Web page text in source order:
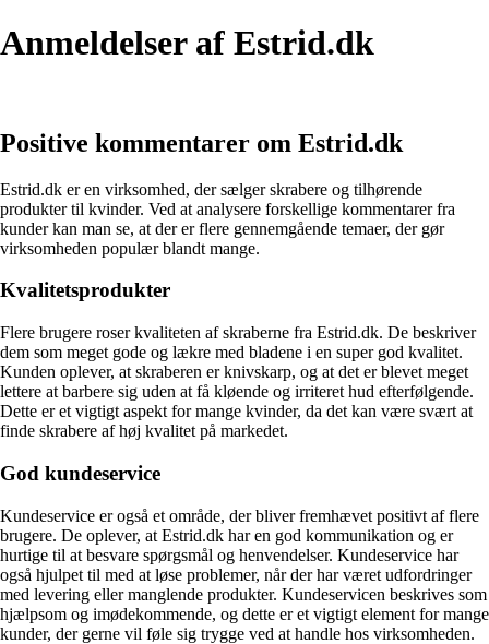
Anmeldelser af Estrid.dk
Positive kommentarer om Estrid.dk
Estrid.dk er en virksomhed, der sælger skrabere og tilhørende
produkter til kvinder. Ved at analysere forskellige kommentarer fra
kunder kan man se, at der er flere gennemgående temaer, der gør
virksomheden populær blandt mange.
Kvalitetsprodukter
Flere brugere roser kvaliteten af skraberne fra Estrid.dk. De beskriver
dem som meget gode og lækre med bladene i en super god kvalitet.
Kunden oplever, at skraberen er knivskarp, og at det er blevet meget
lettere at barbere sig uden at få kløende og irriteret hud efterfølgende.
Dette er et vigtigt aspekt for mange kvinder, da det kan være svært at
finde skrabere af høj kvalitet på markedet.
God kundeservice
Kundeservice er også et område, der bliver fremhævet positivt af flere
brugere. De oplever, at Estrid.dk har en god kommunikation og er
hurtige til at besvare spørgsmål og henvendelser. Kundeservice har
også hjulpet til med at løse problemer, når der har været udfordringer
med levering eller manglende produkter. Kundeservicen beskrives som
hjælpsom og imødekommende, og dette er et vigtigt element for mange
kunder, der gerne vil føle sig trygge ved at handle hos virksomheden.